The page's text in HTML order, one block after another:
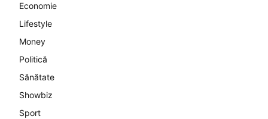
Economie
Lifestyle
Money
Politică
Sănătate
Showbiz
Sport